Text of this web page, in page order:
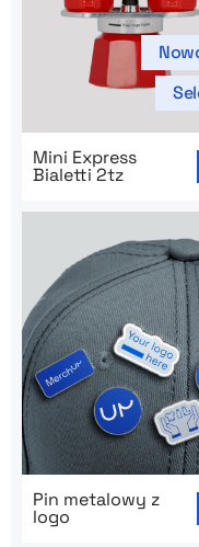
Mini Express
Bialetti 2tz
Pin metalowy z
logo